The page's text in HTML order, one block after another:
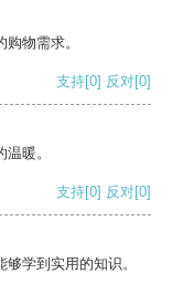
物需求。
支持[0] 反对[0]
暖。
支持[0] 反对[0]
学到实用的知识。